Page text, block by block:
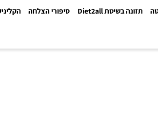
תזונה בשיטת Diet2all סיפורי הצלחה הקליניקה